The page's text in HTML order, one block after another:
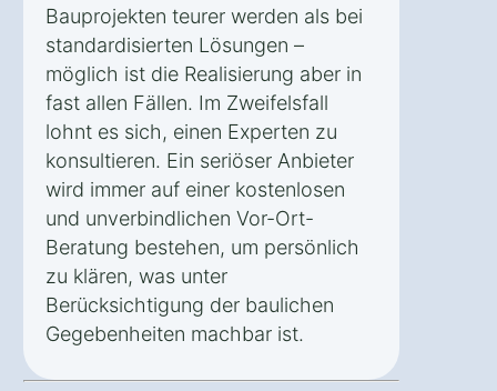
Bauprojekten teurer werden als bei
standardisierten Lösungen –
möglich ist die Realisierung aber in
fast allen Fällen. Im Zweifelsfall
lohnt es sich, einen Experten zu
konsultieren. Ein seriöser Anbieter
wird immer auf einer kostenlosen
und unverbindlichen Vor-Ort-
Beratung bestehen, um persönlich
zu klären, was unter
Berücksichtigung der baulichen
Gegebenheiten machbar ist.